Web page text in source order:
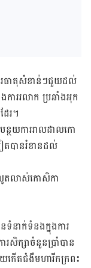
រធាតុ​សំខាន់ៗ​ជួយ​ដល់​
ារ​រលាក​ ប្រ​ឆាំង​អុក​
ែរ​។​
ថយ​ការ​រាលដាល​កោ
ត​បាន​រំខាន​ដល់​
លូត​លាស់​កោសិកា​
ទំនាក់ទំនង​ក្នុង​ការ​
សិក្សា​ចំនួន​ប្រាំ​បាន​
កើត​ជំងឺ​មហារីក​ក្រពះ